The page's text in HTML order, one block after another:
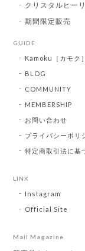
クリスタルヒー
期間限定販売
GUIDE
Kamoku［カモク
BLOG
COMMUNITY
MEMBERSHIP
お問い合わせ
プライバシーポリ
特定商取引法に基
LINK
Instagram
Official Site
Mail Magazine